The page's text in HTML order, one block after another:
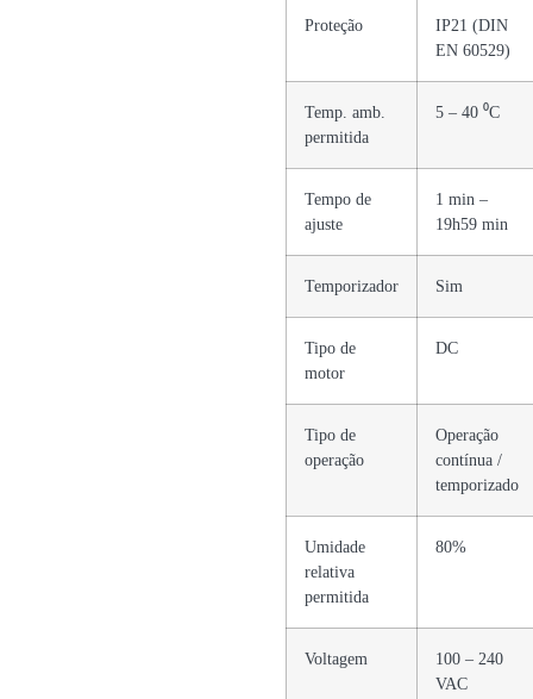
Proteção
IP21 (DIN
EN 60529)
Temp. amb.
permitida
5 – 40 ⁰C
Tempo de
ajuste
1 min –
19h59 min
Temporizador Sim
Tipo de
motor
DC
Tipo de
operação
Operação
contínua /
temporizado
Umidade
relativa
permitida
80%
Voltagem
100 – 240
VAC